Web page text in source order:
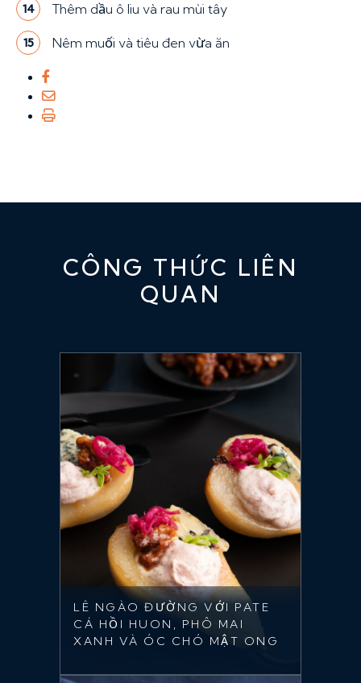
14 Thêm dầu ô liu và rau mùi tây
15 Nêm muối và tiêu đen vừa ăn
CÔNG THỨC LIÊN
QUAN
LÊ NGÀO ĐƯỜNG VỚI PATE
CÁ HỒI HUON, PHÔ MAI
XANH VÀ ÓC CHÓ MẬT ONG